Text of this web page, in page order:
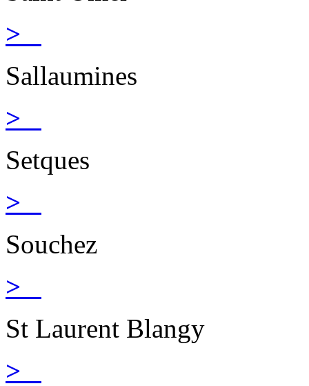
>
Sallaumines
>
Setques
>
Souchez
>
St Laurent Blangy
>